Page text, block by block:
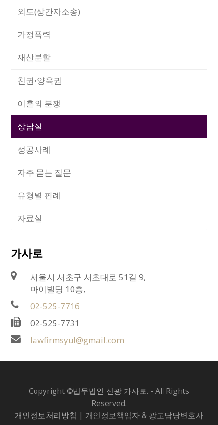
외도(상간자소송)
가정폭력
재산분할
친권•양육권
이혼외 분쟁
상담실
성공사례
자주 묻는 질문
유형별 판례
자료실
가사로
서울시 서초구 서초대로 51길 9,
마이빌딩 10층,
02-525-7716
02-525-7731
lawfirmsyul@gmail.com
Copyright ©법무법인 신광 가사로. - All Rights
Reserved.
개인정보처리방침 | 개인정보책임자 & 광고담당변호사